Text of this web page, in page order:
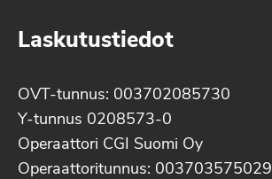
Laskutustiedot
OVT-tunnus: 003702085730
Y-tunnus 0208573-0
Operaattori CGI Suomi Oy
Operaattoritunnus: 003703575029